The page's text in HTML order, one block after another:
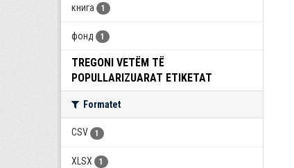
книга 1
фонд 1
TREGONI VETËM TË
POPULLARIZUARAT ETIKETAT
Formatet
CSV 1
XLSX 1